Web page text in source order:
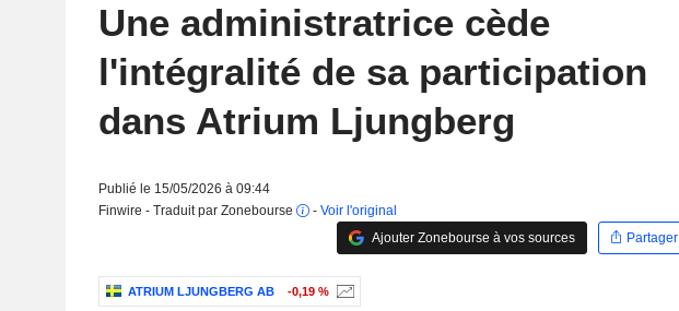
Une administratrice cède
l'intégralité de sa participation
dans Atrium Ljungberg
Publié le 15/05/2026 à 09:44
Finwire - Traduit par Zonebourse
- Voir l'original
Ajouter Zonebourse à vos sources
Partager
ATRIUM LJUNGBERG AB -0,19 %